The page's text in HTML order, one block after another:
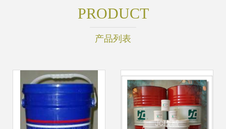
PRODUCT
产品列表